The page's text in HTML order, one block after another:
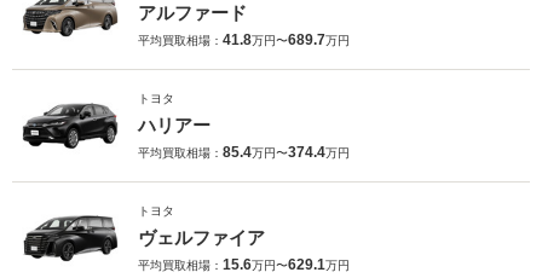
アルファード
平均買取相場： 41.8万円〜689.7万円
トヨタ
ハリアー
平均買取相場： 85.4万円〜374.4万円
トヨタ
ヴェルファイア
平均買取相場： 15.6万円〜629.1万円